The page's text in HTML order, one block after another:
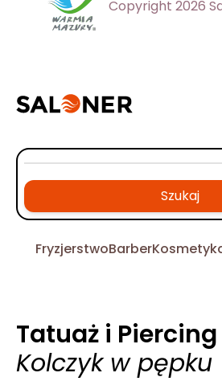
Copyright 2026
Szukaj
FryzjerstwoBarber
Tatuaż i Piercing
Kolczyk w pępku